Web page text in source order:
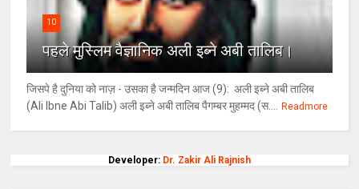
10
पहले मुस्लिम वैज्ञानिक अली इब्ने अबी तालिब।
जिसपे है दुनिया को नाज़ - उसका है जन्मदिन आज (9): अली इब्ने अबी तालिब
(Ali Ibne Abi Talib) अली इब्ने अबी तालिब पैगम्बर मुहम्मद (स....
Readmore
Developer: Dr. Zakir Ali Rajnish